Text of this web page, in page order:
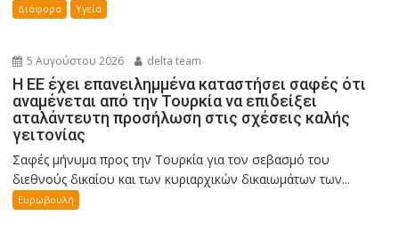
Διάφορα Υγεία
5 Αυγούστου 2026 delta team
Η ΕΕ έχει επανειλημμένα καταστήσει σαφές ότι
αναμένεται από την Τουρκία να επιδείξει
αταλάντευτη προσήλωση στις σχέσεις καλής
γειτονίας
Σαφές μήνυμα προς την Τουρκία για τον σεβασμό του
διεθνούς δικαίου και των κυριαρχικών δικαιωμάτων των...
Ευρωβουλή